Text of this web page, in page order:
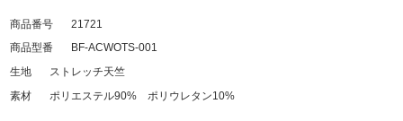
商品番号
21721
商品型番
BF-ACWOTS-001
生地
ストレッチ天竺
素材
ポリエステル90% ポリウレタン10%